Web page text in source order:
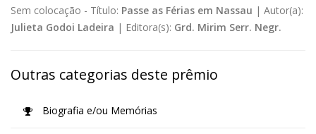
Sem colocação - Título: Passe as Férias em Nassau | Autor(a):
Julieta Godoi Ladeira | Editora(s): Grd. Mirim Serr. Negr.
Outras categorias deste prêmio
Biografia e/ou Memórias